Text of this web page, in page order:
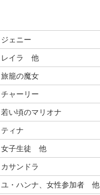
ジェニー
レイラ 他
旅籠の魔女
チャーリー
若い頃のマリオナ
ティナ
女子生徒 他
カサンドラ
ユ・ハンナ、女性参加者 他